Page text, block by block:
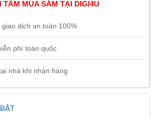
TÂM MUA SẮM TẠI DIGI4U
dịch an toàn 100%
phí toàn quốc
nhà khi nhận hàng